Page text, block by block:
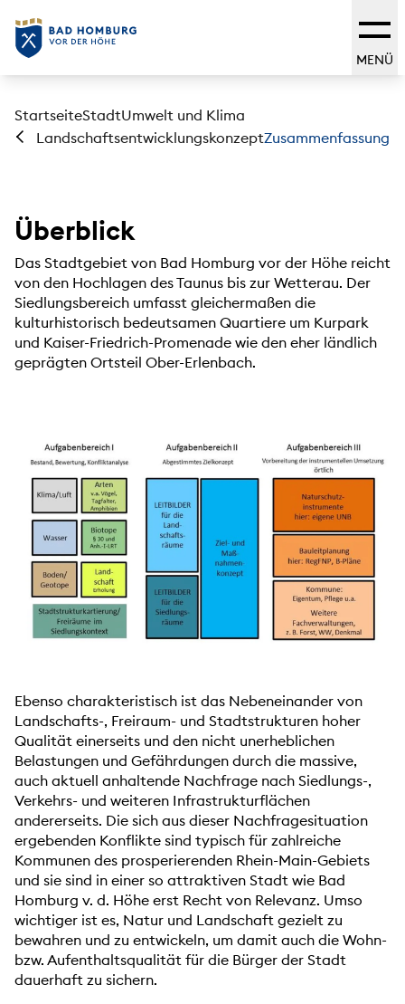
MENÜ
StartseiteStadtUmwelt und Klima
LandschaftsentwicklungskonzeptZusammenfassung
Überblick
Das Stadtgebiet von Bad Homburg vor der Höhe reicht
von den Hochlagen des Taunus bis zur Wetterau. Der
Siedlungsbereich umfasst gleichermaßen die
kulturhistorisch bedeutsamen Quartiere um Kurpark
und Kaiser-Friedrich-Promenade wie den eher ländlich
geprägten Ortsteil Ober-Erlenbach.
Ebenso charakteristisch ist das Nebeneinander von
Landschafts-, Freiraum- und Stadtstrukturen hoher
Qualität einerseits und den nicht unerheblichen
Belastungen und Gefährdungen durch die massive,
auch aktuell anhaltende Nachfrage nach Siedlungs-,
Verkehrs- und weiteren Infrastrukturflächen
andererseits. Die sich aus dieser Nachfragesituation
ergebenden Konflikte sind typisch für zahlreiche
Kommunen des prosperierenden Rhein-Main-Gebiets
und sie sind in einer so attraktiven Stadt wie Bad
Homburg v. d. Höhe erst Recht von Relevanz. Umso
wichtiger ist es, Natur und Landschaft gezielt zu
bewahren und zu entwickeln, um damit auch die Wohn-
bzw. Aufenthaltsqualität für die Bürger der Stadt
dauerhaft zu sichern.